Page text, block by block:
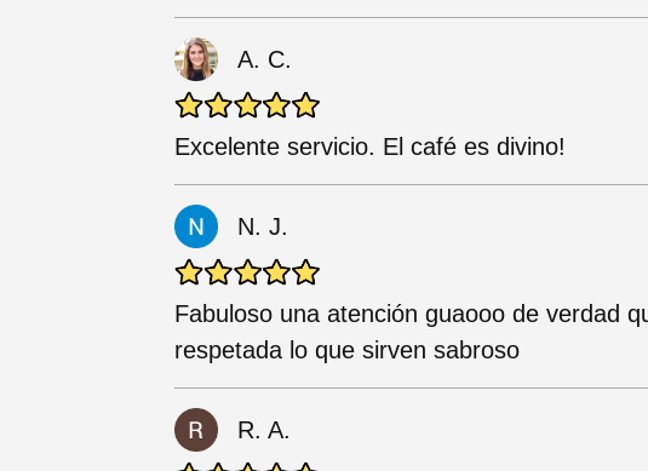
A. C.
Excelente servicio. El café es divino!
N. J.
Fabuloso una atención guaooo de verdad
respetada lo que sirven sabroso
R. A.